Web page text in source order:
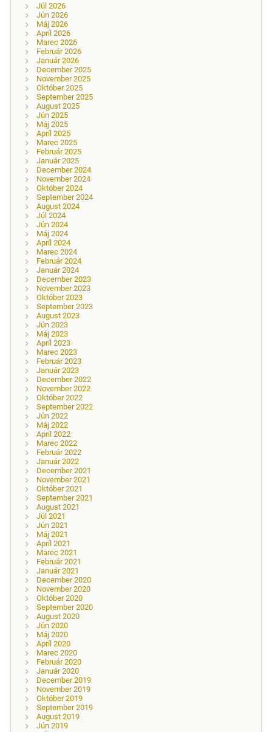
Júl 2026
Jún 2026
Máj 2026
Apríl 2026
Marec 2026
Február 2026
Január 2026
December 2025
November 2025
Október 2025
September 2025
August 2025
Jún 2025
Máj 2025
Apríl 2025
Marec 2025
Február 2025
Január 2025
December 2024
November 2024
Október 2024
September 2024
August 2024
Júl 2024
Jún 2024
Máj 2024
Apríl 2024
Marec 2024
Február 2024
Január 2024
December 2023
November 2023
Október 2023
September 2023
August 2023
Jún 2023
Máj 2023
Apríl 2023
Marec 2023
Február 2023
Január 2023
December 2022
November 2022
Október 2022
September 2022
Jún 2022
Máj 2022
Apríl 2022
Marec 2022
Február 2022
Január 2022
December 2021
November 2021
Október 2021
September 2021
August 2021
Júl 2021
Jún 2021
Máj 2021
Apríl 2021
Marec 2021
Február 2021
Január 2021
December 2020
November 2020
Október 2020
September 2020
August 2020
Jún 2020
Máj 2020
Apríl 2020
Marec 2020
Február 2020
Január 2020
December 2019
November 2019
Október 2019
September 2019
August 2019
Jún 2019